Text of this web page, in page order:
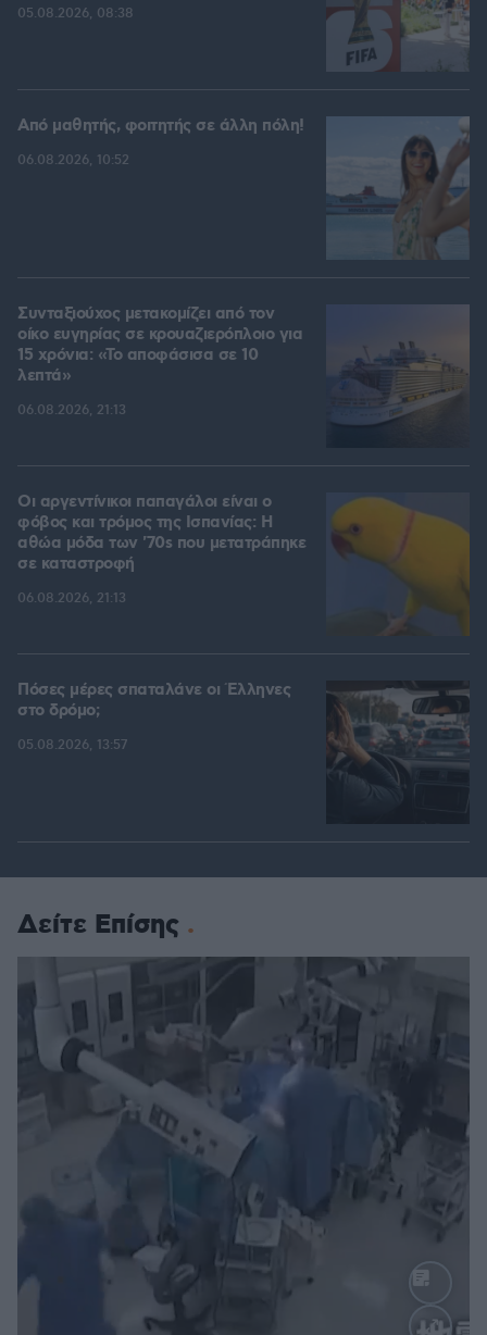
05.08.2026, 08:38
Από μαθητής, φοιτητής σε άλλη πόλη!
06.08.2026, 10:52
Συνταξιούχος μετακομίζει από τον
οίκο ευγηρίας σε κρουαζιερόπλοιο για
15 χρόνια: «Το αποφάσισα σε 10
λεπτά»
06.08.2026, 21:13
Οι αργεντίνικοι παπαγάλοι είναι ο
φόβος και τρόμος της Ισπανίας: Η
αθώα μόδα των '70s που μετατράπηκε
σε καταστροφή
06.08.2026, 21:13
Πόσες μέρες σπαταλάνε οι Έλληνες
στο δρόμο;
05.08.2026, 13:57
Δείτε Επίσης